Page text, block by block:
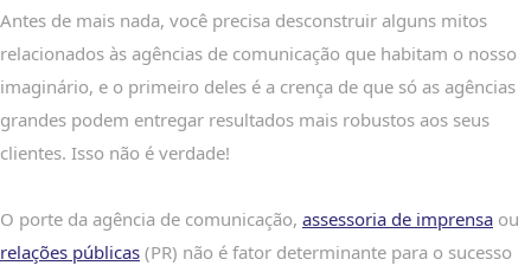
Antes de mais nada, você precisa desconstruir alguns mitos
relacionados às agências de comunicação que habitam o nosso
imaginário, e o primeiro deles é a crença de que só as agências
grandes podem entregar resultados mais robustos aos seus
clientes. Isso não é verdade!
O porte da agência de comunicação, assessoria de imprensa ou
relações públicas (PR) não é fator determinante para o sucesso